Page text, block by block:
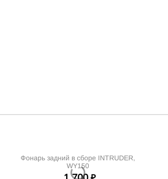
Фонарь задний в сборе INTRUDER,
WY150